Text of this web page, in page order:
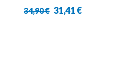
34,90 € 31,41 €